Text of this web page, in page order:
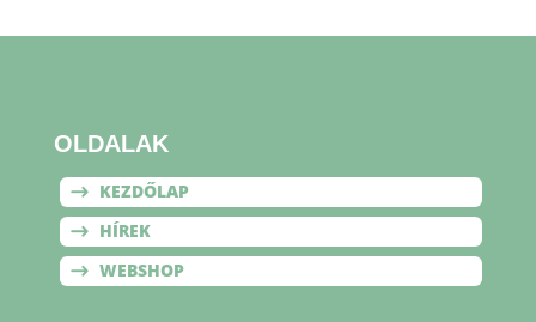
OLDALAK
KEZDŐLAP
HÍREK
WEBSHOP